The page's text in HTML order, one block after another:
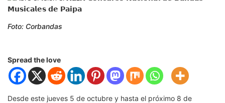
Foto: Corbandas
Spread the love
Desde este jueves 5 de octubre y hasta el próximo 8 de